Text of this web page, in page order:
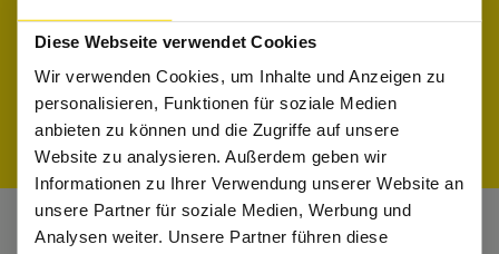
Diese Webseite verwendet Cookies
Wir verwenden Cookies, um Inhalte und Anzeigen zu
personalisieren, Funktionen für soziale Medien
anbieten zu können und die Zugriffe auf unsere
Website zu analysieren. Außerdem geben wir
Informationen zu Ihrer Verwendung unserer Website an
unsere Partner für soziale Medien, Werbung und
Analysen weiter. Unsere Partner führen diese
Informiere dich in den Firmenprofilen und
finde den perfekten Job für Dich.
Firmenprofile entdecken Jobs suchen